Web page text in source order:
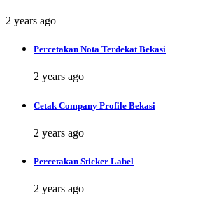
2 years ago
Percetakan Nota Terdekat Bekasi
2 years ago
Cetak Company Profile Bekasi
2 years ago
Percetakan Sticker Label
2 years ago